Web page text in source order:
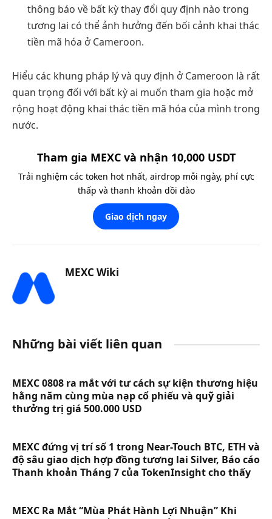
thông báo về bất kỳ thay đổi quy định nào trong
tương lai có thể ảnh hưởng đến bối cảnh khai thác
tiền mã hóa ở Cameroon.
Hiểu các khung pháp lý và quy định ở Cameroon là rất
quan trọng đối với bất kỳ ai muốn tham gia hoặc mở
rộng hoạt động khai thác tiền mã hóa của mình trong
nước.
Tham gia MEXC và nhận 10,000 USDT
Trải nghiệm các token hot nhất, airdrop mỗi ngày, phí cực
thấp và thanh khoản dồi dào
Giao dịch ngay
MEXC Wiki
Những bài viết liên quan
MEXC 0808 ra mắt với tư cách sự kiện thương hiệu
hằng năm cùng mùa nạp cổ phiếu và quỹ giải
thưởng trị giá 500.000 USD
MEXC đứng vị trí số 1 trong Near-Touch BTC, ETH và
độ sâu giao dịch hợp đồng tương lai Silver, Báo cáo
Thanh khoản Tháng 7 của TokenInsight cho thấy
MEXC Ra Mắt “Mùa Phát Hành Lợi Nhuận” Khi